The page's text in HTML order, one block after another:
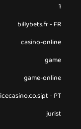
1
billybets.fr - FR
casino-online
game
game-online
icecasino.co.sipt - PT
jurist